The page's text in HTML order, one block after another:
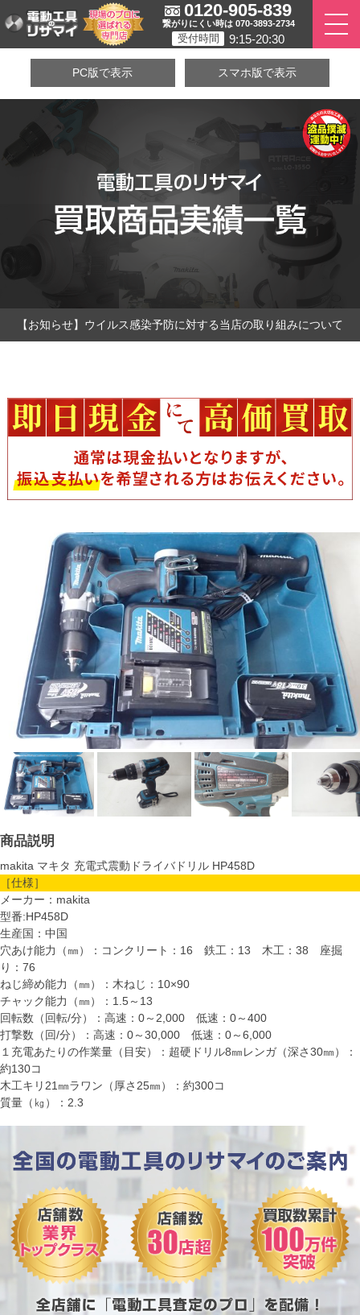
0120-905-839
繋がりにくい時は 070-3893-2734
受付時間 9:15-20:30
PC版で表示 スマホ版で表示
【お知らせ】ウイルス感染予防に対する当店の取り組みについて
商品説明
makita マキタ 充電式震動ドライバドリル HP458D
［仕様］
メーカー：makita
型番:HP458D
生産国：中国
穴あけ能力（㎜）：コンクリート：16 鉄工：13 木工：38 座掘
り：76
ねじ締め能力（㎜）：木ねじ：10×90
チャック能力（㎜）：1.5～13
回転数（回転/分）：高速：0～2,000 低速：0～400
打撃数（回/分）：高速：0～30,000 低速：0～6,000
１充電あたりの作業量（目安）：超硬ドリル8㎜レンガ（深さ30㎜）：
約130コ
木工キリ21㎜ラワン（厚さ25㎜）：約300コ
質量（㎏）：2.3